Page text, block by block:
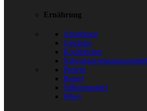
Ernährung
Abnehmen
Getränke
Kochbücher
Nahrungsergänzungsmittel
Protein
Riegel
Süßungsmittel
Whey